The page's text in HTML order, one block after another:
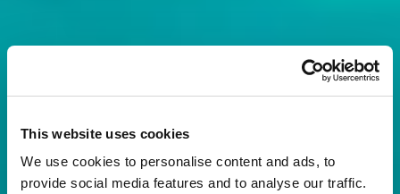
This website uses cookies
We use cookies to personalise content and ads, to
provide social media features and to analyse our traffic.